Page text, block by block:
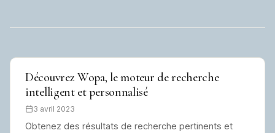
Découvrez Wopa, le moteur de recherche
intelligent et personnalisé
3 avril 2023
Obtenez des résultats de recherche pertinents et